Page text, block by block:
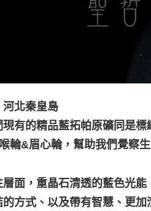
河北秦皇島
現有的精品藍拓帕原礦同是標
輪&眉心輪，幫助我們覺察
層面，重晶石清透的藍色光
的方式、以及帶有智慧、更加